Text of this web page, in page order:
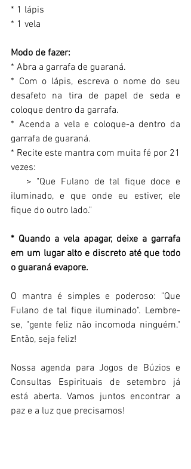
* 1 lápis
* 1 vela
Modo de fazer:
* Abra a garrafa de guaraná.
* Com o lápis, escreva o nome do seu
desafeto na tira de papel de seda e
coloque dentro da garrafa.
* Acenda a vela e coloque-a dentro da
garrafa de guaraná.
* Recite este mantra com muita fé por 21
vezes:
> "Que Fulano de tal fique doce e
iluminado, e que onde eu estiver, ele
fique do outro lado."
* Quando a vela apagar, deixe a garrafa
em um lugar alto e discreto até que todo
o guaraná evapore.
O mantra é simples e poderoso: "Que
Fulano de tal fique iluminado". Lembre-
se, "gente feliz não incomoda ninguém."
Então, seja feliz!
Nossa agenda para Jogos de Búzios e
Consultas Espirituais de setembro já
está aberta. Vamos juntos encontrar a
paz e a luz que precisamos!